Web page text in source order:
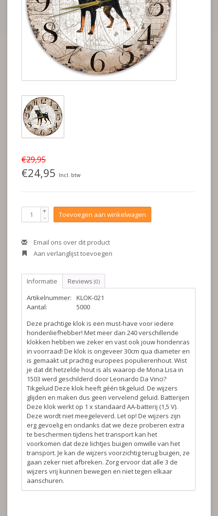
€29,95
€24,95 Incl. btw
+
- Toevoegen aan winkelwagen
Email ons over dit product
Aan verlanglijst toevoegen
Informatie Reviews (0)
Artikelnummer:
KLOK-021
Aantal:
5000
Deze prachtige klok is een must-have voor iedere
hondenliefhebber! Met meer dan 240 verschillende
klokken hebben we zeker en vast ook jouw hondenras
in voorraad! De klok is ongeveer 30cm qua diameter en
is gemaakt uit prachtig europees populierenhout. Wist
je dat dit hetzelde hout is als waarop de Mona Lisa in
1503 werd geschilderd door Leonardo Da Vinci?
Tikgeluid Deze klok heeft géén tikgeluid. De wijzers
glijden en maken dus geen vervelend geluid. Batterijen
Deze klok werkt op 1 x standaard AA-batterij (1,5 V).
Deze wordt niet meegeleverd. Let op! De wijzers zijn
erg gevoelig en ondanks dat we deze proberen extra
te beschermen tijdens het transport kan het
voorkomen dat deze lichtjes buigen omwille van het
transport. Je kan de wijzers voorzichtig terug buigen, ze
gaan zeker niet afbreken. Zorg ervoor dat alle 3 de
wijzers vrij kunnen bewegen en niet tegen elkaar
aanschuren.